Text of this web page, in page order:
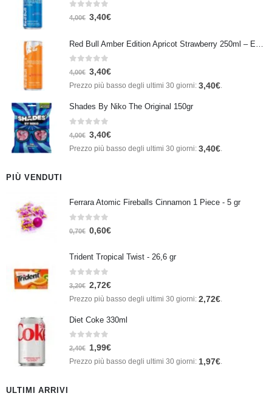
Su 5
4,00€ 3,40€
Su 5
4,00€ 3,40€
Prezzo più basso degli ultimi 30 giorni: 3,40€.
Shades By Niko The Original 150gr
Su 5
4,00€ 3,40€
Prezzo più basso degli ultimi 30 giorni: 3,40€
PIÙ VENDUTI
Ferrara Atomic Fireballs Cinnamon 1 Piece - 5 gr
Su 5
0,70€ 0,60€
Trident Tropical Twist - 26,6 gr
Su 5
3,20€ 2,72€
Prezzo più basso degli ultimi 30 giorni: 2,72€.
Diet Coke 330ml
Su 5
2,40€ 1,99€
Prezzo più basso degli ultimi 30 giorni: 1,97€.
ULTIMI ARRIVI